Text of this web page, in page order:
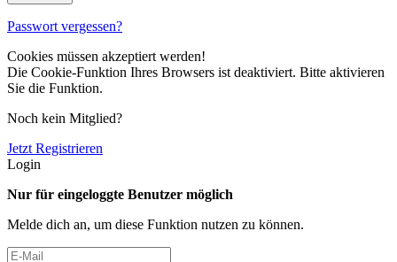
Passwort vergessen?
Cookies müssen akzeptiert werden!
Die Cookie-Funktion Ihres Browsers ist deaktiviert. Bitte aktivieren
Sie die Funktion.
Noch kein Mitglied?
Jetzt Registrieren
Login
Nur für eingeloggte Benutzer möglich
Melde dich an, um diese Funktion nutzen zu können.